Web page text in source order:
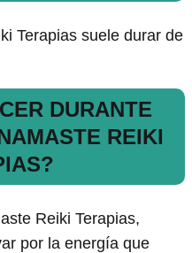
Terapias suele durar de
DURANTE
REIKI
Reiki Terapias,
por la energía que